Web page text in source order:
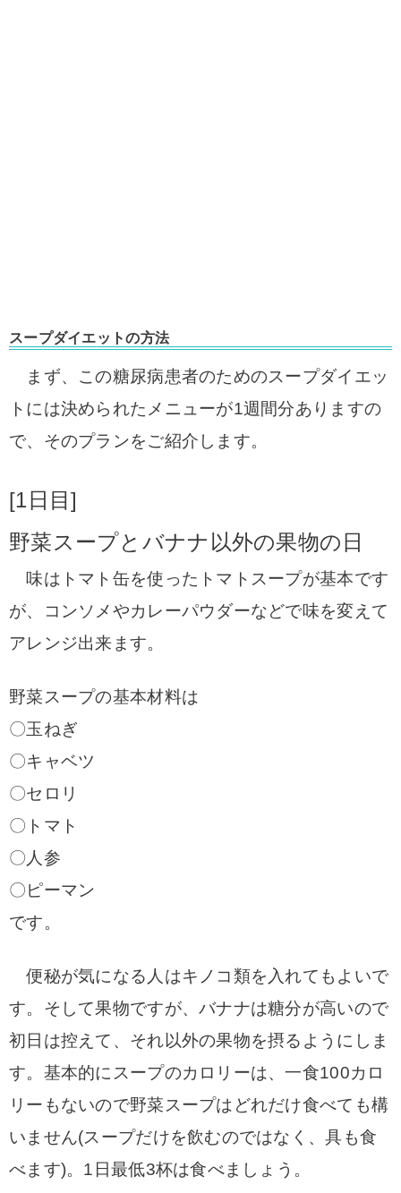
スープダイエットの方法
まず、この糖尿病患者のためのスープダイエッ
トには決められたメニューが1週間分ありますの
で、 そのプランをご紹介します。
[1日目]
野菜スープとバナナ以外の果物の日
味はトマト缶を使ったトマトスープが基本です
が、コンソメやカレーパウダーなどで味を変えて
アレンジ出来ます。
野菜スープの基本材料は
〇玉ねぎ
〇キャベツ
〇セロリ
〇トマト
〇人参
〇ピーマン
です。
便秘が気になる人はキノコ類を入れてもよいで
す。 そして果物ですが、バナナは糖分が高いので
初日は控えて、それ以外の果物を摂るようにしま
す。 基本的にスープのカロリーは、一食100カロ
リーもないので野菜スープはどれだけ食べても構
いません(スープだけを飲むのではなく、具も食
べます)。 1日最低3杯は食べましょう。